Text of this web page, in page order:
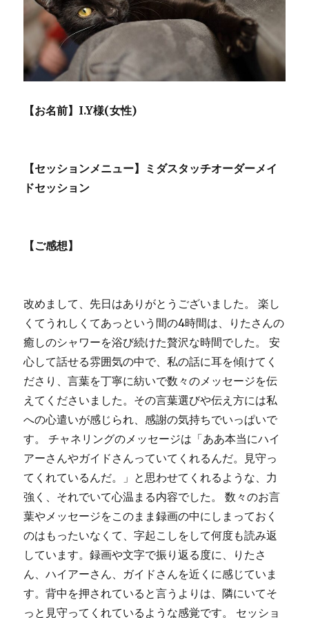
【お名前】I.Y様(女性)
【セッションメニュー】ミダスタッチオーダーメイ
ドセッション
【ご感想】
改めまして、先日はありがとうございました。 楽し
くてうれしくてあっという間の4時間は、りたさんの
癒しのシャワーを浴び続けた贅沢な時間でした。 安
心して話せる雰囲気の中で、私の話に耳を傾けてく
ださり、言葉を丁寧に紡いで数々のメッセージを伝
えてくださいました。その言葉選びや伝え方には私
への心遣いが感じられ、感謝の気持ちでいっぱいで
す。 チャネリングのメッセージは「ああ本当にハイ
アーさんやガイドさんっていてくれるんだ。見守っ
てくれているんだ。」と思わせてくれるような、力
強く、それでいて心温まる内容でした。 数々のお言
葉やメッセージをこのまま録画の中にしまっておく
のはもったいなくて、字起こしをして何度も読み返
しています。録画や文字で振り返る度に、りたさ
ん、ハイアーさん、ガイドさんを近くに感じていま
す。背中を押されていると言うよりは、隣にいてそ
っと見守ってくれているような感覚です。 セッショ